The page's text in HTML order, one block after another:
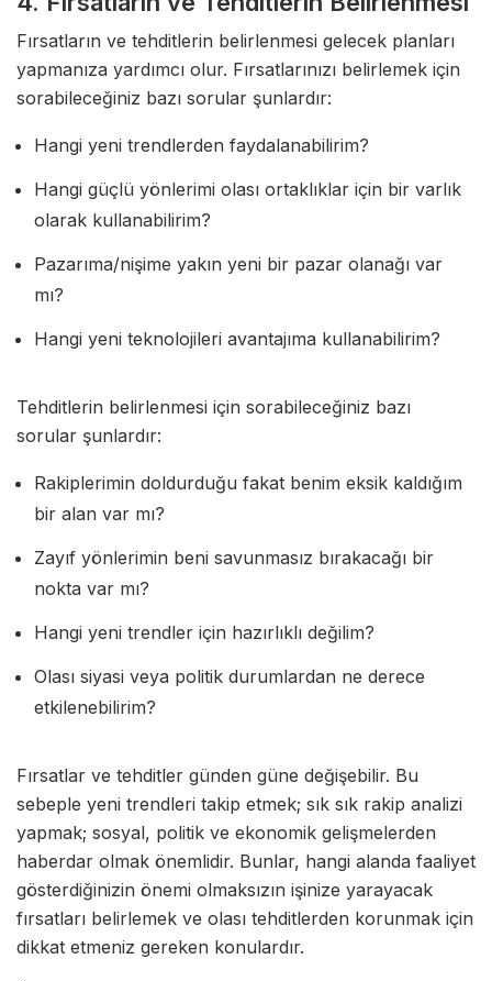
Fırsatların ve tehditlerin belirlenmesi gelecek planları
yapmanıza yardımcı olur. Fırsatlarınızı belirlemek için
sorabileceğiniz bazı sorular şunlardır:
Hangi yeni trendlerden faydalanabilirim?
Hangi güçlü yönlerimi olası ortaklıklar için bir varlık
olarak kullanabilirim?
Pazarıma/nişime yakın yeni bir pazar olanağı var
mı?
Hangi yeni teknolojileri avantajıma kullanabilirim?
Tehditlerin belirlenmesi için sorabileceğiniz bazı
sorular şunlardır:
Rakiplerimin doldurduğu fakat benim eksik kaldığım
bir alan var mı?
Zayıf yönlerimin beni savunmasız bırakacağı bir
nokta var mı?
Hangi yeni trendler için hazırlıklı değilim?
Olası siyasi veya politik durumlardan ne derece
etkilenebilirim?
Fırsatlar ve tehditler günden güne değişebilir. Bu
sebeple yeni trendleri takip etmek; sık sık rakip analizi
yapmak; sosyal, politik ve ekonomik gelişmelerden
haberdar olmak önemlidir. Bunlar, hangi alanda faaliyet
gösterdiğinizin önemi olmaksızın işinize yarayacak
fırsatları belirlemek ve olası tehditlerden korunmak için
dikkat etmeniz gereken konulardır.